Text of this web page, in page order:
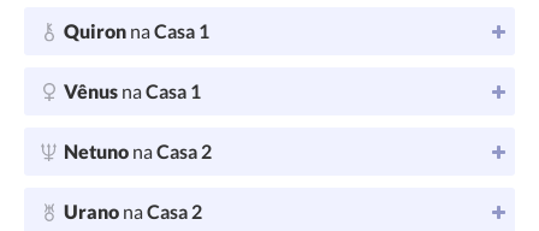
Quiron naCasa 1
Vênus naCasa 1
Netuno naCasa 2
Urano naCasa 2